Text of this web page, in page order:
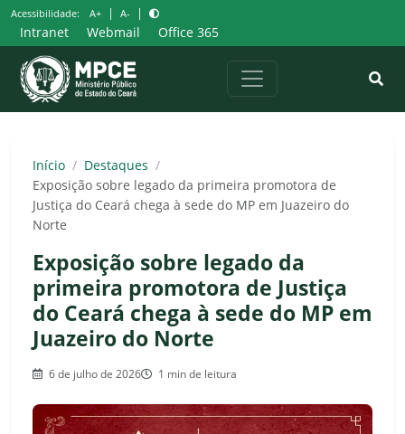
Pular
para
o
conteúdo
Acessibilidade: A+ | A- |
Intranet Webmail Office 365
Início / Destaques /
Exposição sobre legado da primeira promotora de
Justiça do Ceará chega à sede do MP em Juazeiro do
Norte
Exposição sobre legado da
primeira promotora de Justiça
do Ceará chega à sede do MP em
Juazeiro do Norte
6 de julho de 2026 1 min de leitura